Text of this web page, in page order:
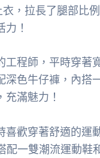
，拉長了腿部比
！
工程師，平時穿著
深色牛仔褲，內搭
滿魅力！
喜歡穿著舒適的運
一雙潮流運動鞋